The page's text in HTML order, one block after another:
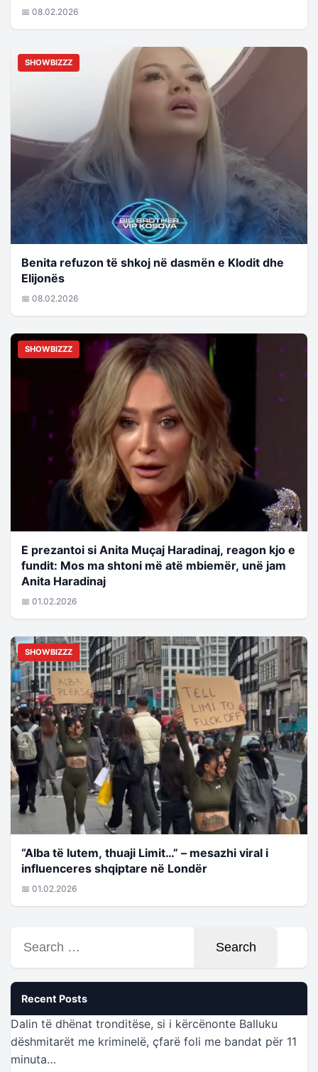
📅 08.02.2026
SHOWBIZZZ
Benita refuzon të shkoj në dasmën e Klodit dhe
Elijonës
📅 08.02.2026
SHOWBIZZZ
E prezantoi si Anita Muçaj Haradinaj, reagon kjo e
fundit: Mos ma shtoni më atë mbiemër, unë jam
Anita Haradinaj
📅 01.02.2026
SHOWBIZZZ
“Alba të lutem, thuaji Limit…” – mesazhi viral i
influenceres shqiptare në Londër
📅 01.02.2026
for:
Recent Posts
Dalin të dhënat tronditëse, si i kërcënonte Balluku
dëshmitarët me kriminelë, çfarë foli me bandat për 11
minuta…